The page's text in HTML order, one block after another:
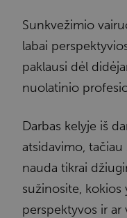
Sunkvežimio
labai
paklausi dėl
nuolatinio
Darbas kelyje iš
atsidavimo,
nauda tikrai
sužinosite, kokios
perspektyvos ir